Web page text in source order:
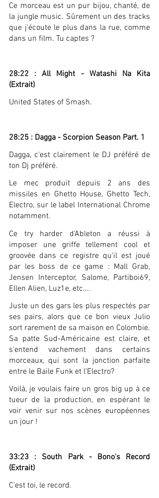
Ce morceau est un pur bijou, chanté, de
la jungle music. Sûrement un des tracks
que j'écoute le plus dans la rue, comme
dans un film. Tu captes ?
28:22 : All Might - Watashi Na Kita
(Extrait)
United States of Smash.
28:25 : Dagga - Scorpion Season Part. 1
Dagga, c'est clairement le DJ préféré de
ton Dj préféré.
Le mec produit depuis 2 ans des
missiles en Ghetto House, Ghetto Tech,
Electro, sur le label International Chrome
notamment.
Ce try harder d'Ableton a réussi à
imposer une griffe tellement cool et
groovée dans ce registre qu'il est joué
par les boss de ce game : Mall Grab,
Jensen Interceptor, Salome, Partiboi69,
Ellen Alien, Luz1e, etc....
Juste un des gars les plus respectés par
ses pairs, alors que ce bon vieux Julio
sort rarement de sa maison en Colombie.
Sa patte Sud-Américaine est claire, et
s'entend vachement dans certains
morceaux, qui sont la jonction parfaite
entre le Baile Funk et l'Electro?
Voilà, je voulais faire un gros big up à ce
tueur de la production, en espérant le
voir venir sur nos scènes européennes
un jour !
33:23 : South Park - Bono's Record
(Extrait)
C'est toi, le record.